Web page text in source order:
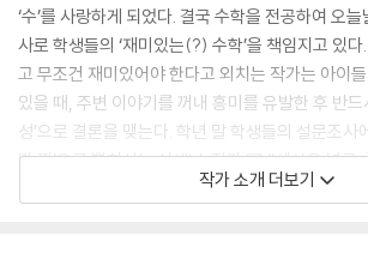
‘수’를 사랑하게 되었다. 결국 수학을 전공하여 오
사로 학생들의 ‘재미있는(?) 수학’을 책임지고 있
고 무조건 재미있어야 한다고 외치는 작가는 아이
있을 때, 주변 이야기를 꺼내 흥미를 유발한 후 반드
성’으로 결론을 맺는다. 학년 말 학생들의 설문조사
마 짱’으로 뽑히시는 선생님. 작가 曰 “세상은 넓고
많다.”성균관 대학교 수학과를 졸업하고 동 대학원
작가 소개 더보기